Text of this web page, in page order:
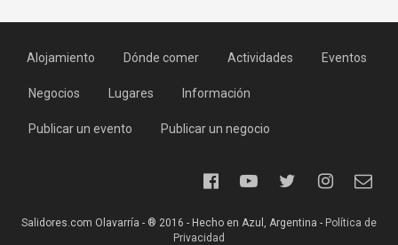
Alojamiento Dónde comer Actividades Eventos
Negocios Lugares Información
Publicar un evento Publicar un negocio
Salidores.com Olavarría - ® 2016 - Hecho en Azul, Argentina - Política de
Privacidad